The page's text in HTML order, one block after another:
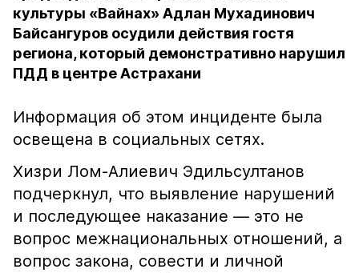
культуры «Вайнах» Адлан Мухадинович
Байсангуров осудили действия гостя
региона, который демонстративно нарушил
ПДД в центре Астрахани
Информация об этом инциденте была
освещена в социальных сетях.
Хизри Лом-Алиевич Эдильсултанов
подчеркнул, что выявление нарушений
и последующее наказание — это не
вопрос межнациональных отношений, а
вопрос закона, совести и личной